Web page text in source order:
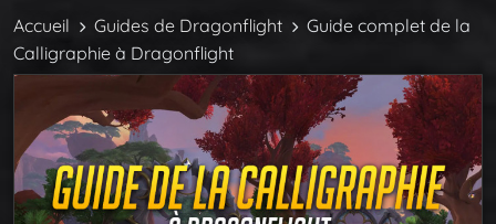
Accueil Guides de Dragonflight
Guide complet de la
Calligraphie à Dragonflight